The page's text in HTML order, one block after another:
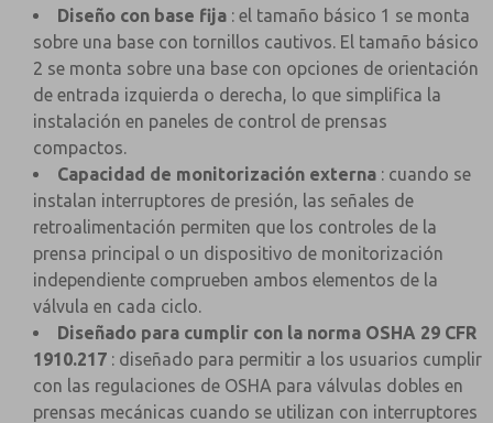
Diseño con base fija : el tamaño básico 1 se monta
sobre una base con tornillos cautivos. El tamaño básico
2 se monta sobre una base con opciones de orientación
de entrada izquierda o derecha, lo que simplifica la
instalación en paneles de control de prensas
compactos.
Capacidad de monitorización externa : cuando se
instalan interruptores de presión, las señales de
retroalimentación permiten que los controles de la
prensa principal o un dispositivo de monitorización
independiente comprueben ambos elementos de la
válvula en cada ciclo.
Diseñado para cumplir con la norma OSHA 29 CFR
1910.217 : diseñado para permitir a los usuarios cumplir
con las regulaciones de OSHA para válvulas dobles en
prensas mecánicas cuando se utilizan con interruptores